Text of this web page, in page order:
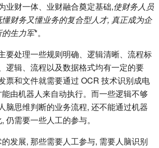
业财一体、业财融合奠定基础,使财务人员
财务又懂业务的复合型人才, 真正成为企
生力军*。
要处理一些规则明确、逻辑清晰、流程标
逻辑、流程以及数据格式均有一定的要
票和文件就需要通过 OCR 技术识别成电
由机器人来自动执行。而一些逻辑不够
脑思维判断的业务流程, 还不能通过机器
仍需要一些人工的参与。
发展, 那些需要人工参与, 需要人脑识别